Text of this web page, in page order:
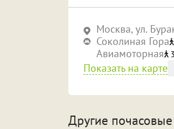
Москва, ​ул.
Соколиная Гора
Авиамоторная
Показать на карте
Другие